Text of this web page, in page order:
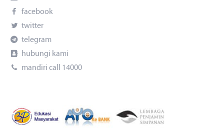
facebook
twitter
telegram
hubungi kami
mandiri call 14000